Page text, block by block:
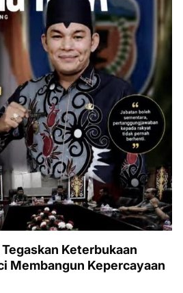
Keterbukaan
Membangun Kepercayaan